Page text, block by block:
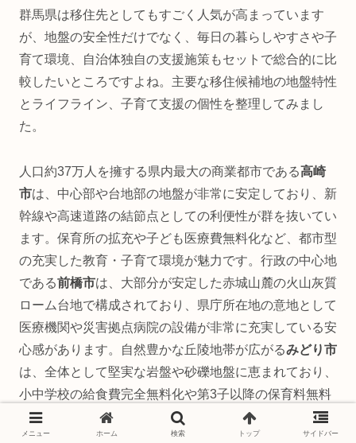
群馬県は移住先としてもすごく人気が高まっています
が、地盤の安全性だけでなく、毎日の暮らしやすさや子
育て環境、自治体独自の支援施策もセットで総合的に比
較したいところですよね。主要な移住候補地の地盤特性
とライフライン、子育て支援の個性を整理してみまし
た。
人口約37万人を擁する県内最大の商業都市である高崎
市は、中心部や台地部の地盤が非常に安定しており、新
幹線や高速道路の結節点としての利便性が群を抜いてい
ます。保育所の拡充や子ども医療費無料化など、都市型
の充実した教育・子育て環境が魅力です。行政の中心地
である前橋市は、大部分が安定した赤城山麓の火山灰質
ローム台地で構成されており、県庁所在地の意地として
医療機関や災害拠点病院の設備が非常に充実している安
心感があります。自然豊かな丘陵地帯が広がるみどり市
は、全体として堅実な岩盤や砂礫地盤に恵まれており、
小中学校の給食費完全無料化や第3子以降の保育料無料
化など、全国的にも先進的な子育て支援で注目を集めて
います。最北部の
みなかみ町は山岳・河川地帯ですが、
メニュー ホーム 検索 トップ サイドバー